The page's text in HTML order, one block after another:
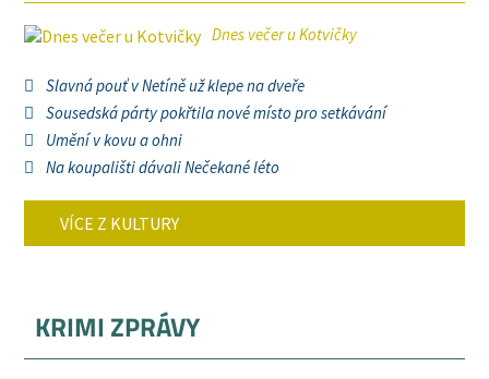
Dnes večer u Kotvičky
Slavná pouť v Netíně už klepe na dveře
Sousedská párty pokřtila nové místo pro setkávání
Umění v kovu a ohni
Na koupališti dávali Nečekané léto
VÍCE Z KULTURY
KRIMI ZPRÁVY